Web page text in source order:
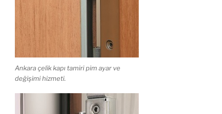
Ankara çelik kapı tamiri pim ayar ve
değişimi hizmeti.